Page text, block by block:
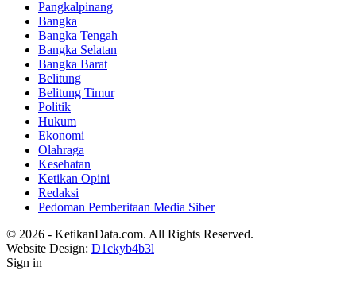
Pangkalpinang
Bangka
Bangka Tengah
Bangka Selatan
Bangka Barat
Belitung
Belitung Timur
Politik
Hukum
Ekonomi
Olahraga
Kesehatan
Ketikan Opini
Redaksi
Pedoman Pemberitaan Media Siber
© 2026 - KetikanData.com. All Rights Reserved.
Website Design: D1ckyb4b3l
Sign in